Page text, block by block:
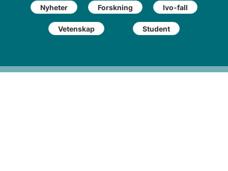
Nyheter Forskning Ivo-fall
Vetenskap Student